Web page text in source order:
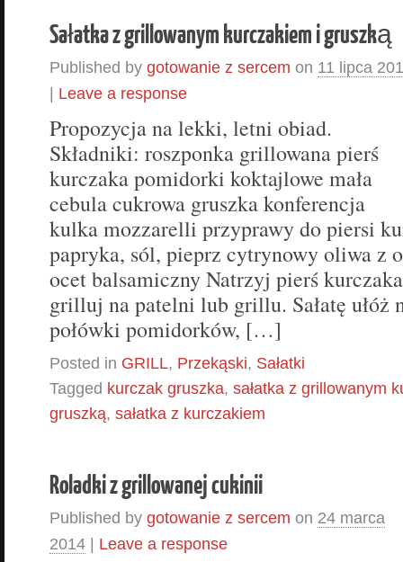
Sałatka z grillowanym kurczakiem i gruszką
Published by gotowanie z sercem on 11 lipca
| Leave a response
Propozycja na lekki, letni obiad.
Składniki: roszponka grillowana pierś
kurczaka pomidorki koktajlowe mała
cebula cukrowa gruszka konferencja
kulka mozzarelli przyprawy do piersi
papryka, sól, pieprz cytrynowy oliwa z
ocet balsamiczny Natrzyj pierś
grilluj na patelni lub grillu. Sałatę ułóż
połówki pomidorków, […]
Posted in GRILL, Przekąski, Sałatki
Tagged kurczak gruszka, sałatka z grillowanym
gruszką, sałatka z kurczakiem
Roladki z grillowanej cukinii
Published by gotowanie z sercem on 24 marca
2014 | Leave a response